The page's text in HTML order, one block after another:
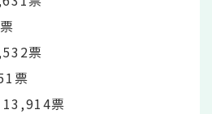
票
票
13,914票